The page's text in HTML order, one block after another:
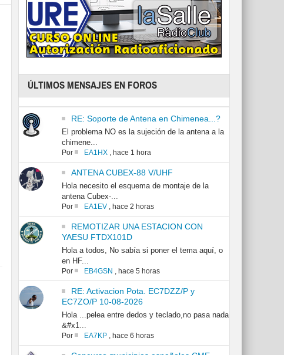
ÚLTIMOS MENSAJES EN FOROS
RE: Soporte de Antena en Chimenea...?
El problema NO es la sujeción de la antena a la
chimene...
Por EA1HX, hace 1 hora
ANTENA CUBEX-88 V/UHF
Hola necesito el esquema de montaje de la
antena Cubex-...
Por EA1EV, hace 2 horas
REMOTIZAR UNA ESTACION CON
YAESU FTDX101D
Hola a todos, No sabía si poner el tema aquí, o
en HF...
Por EB4GSN , hace 5 horas
RE: Activacion Pota. EC7DZZ/P y
EC7ZO/P 10-08-2026
Hola ...pelea entre dedos y teclado,no pasa nada
&#x1...
Por EA7KP, hace 6 horas